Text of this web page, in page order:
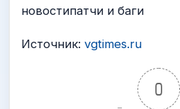
новостипатчи и баги
Источник: vgtimes.ru
0